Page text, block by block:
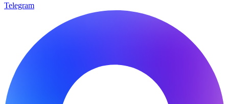
Telegram